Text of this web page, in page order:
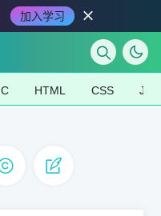
加入学习
C HTML CSS